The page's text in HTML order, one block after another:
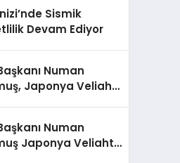
Sismik
Devam Ediyor
Numan
Japonya Veliaht
Numan
Japonya Veliaht